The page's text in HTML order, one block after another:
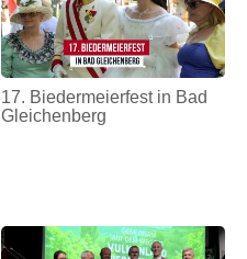
17. Biedermeierfest in Bad
Gleichenberg